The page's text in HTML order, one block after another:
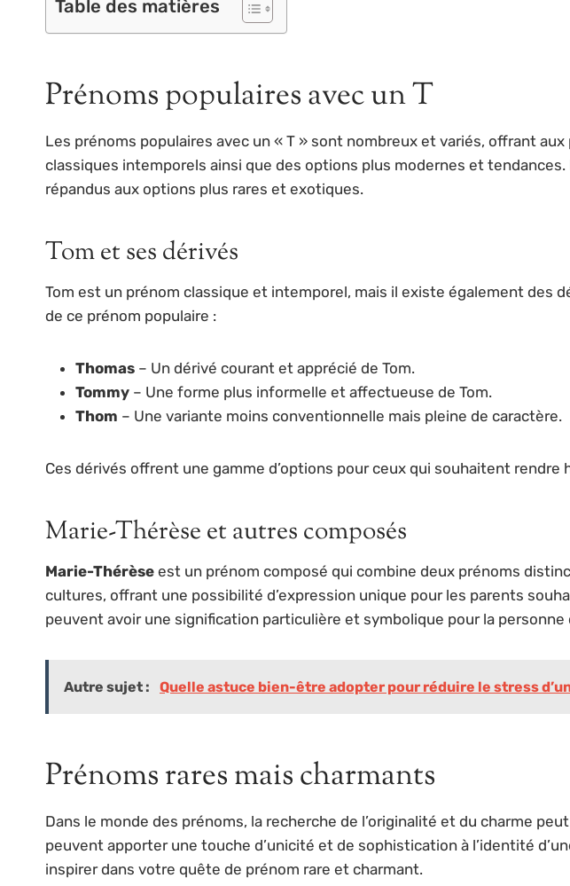
Table des matières
Prénoms populaires avec un T
Les prénoms populaires avec un « T » sont nombreux et variés, offrant
classiques intemporels ainsi que des options plus modernes et
répandus aux options plus rares et exotiques.
Tom et ses dérivés
Tom est un prénom classique et intemporel, mais il existe également des
de ce prénom populaire :
Thomas – Un dérivé courant et apprécié de Tom.
Tommy – Une forme plus informelle et affectueuse de Tom.
Thom – Une variante moins conventionnelle mais pleine de caractère.
Ces dérivés offrent une gamme d’options pour ceux qui souhaitent
Marie-Thérèse et autres composés
Marie-Thérèse est un prénom composé qui combine deux prénoms
cultures, offrant une possibilité d’expression unique pour les parents
peuvent avoir une signification particulière et symbolique pour la
Autre sujet : Quelle astuce bien-être adopter pour réduire le stress
Prénoms rares mais charmants
Dans le monde des prénoms, la recherche de l’originalité et du charme
peuvent apporter une touche d’unicité et de sophistication à l’identité
inspirer dans votre quête de prénom rare et charmant.